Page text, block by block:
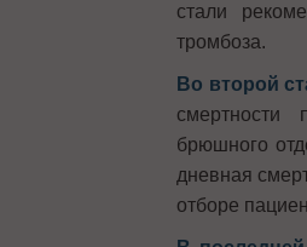
стали
тромбоза.
Во второй
смертности
брюшного
дневная
отборе